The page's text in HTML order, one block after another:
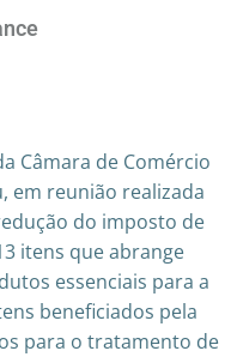
Câmara de Comércio
em reunião realizada
do imposto de
itens que abrange
essenciais para a
beneficiados pela
para o tratamento de